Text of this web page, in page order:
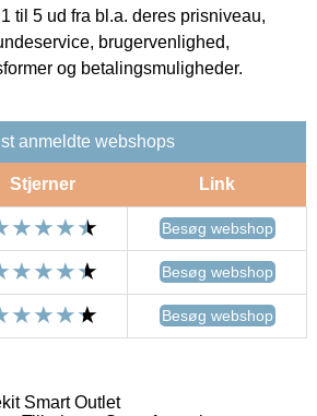
til 5 ud fra bl.a. deres prisniveau,
brugervenlighed,
og betalingsmuligheder.
anmeldte webshops
Stjerner Link
Besøg webshop
Besøg webshop
Besøg webshop
Smart Outlet